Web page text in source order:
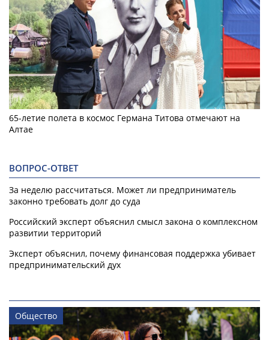
65-летие полета в космос Германа Титова отмечают на
Алтае
ВОПРОС-ОТВЕТ
За неделю рассчитаться. Может ли предприниматель
законно требовать долг до суда
Российский эксперт объяснил смысл закона о комплексном
развитии территорий
Эксперт объяснил, почему финансовая поддержка убивает
предпринимательский дух
Общество